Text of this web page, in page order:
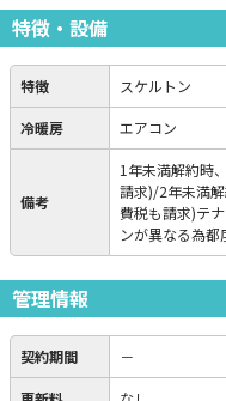
特徴・設備
特徴 スケルトン
冷暖房 エアコン
備考
1年未満解約時
請求)/2年未満
費税も請求)テ
ンが異なる為都
管理情報
契約期間 －